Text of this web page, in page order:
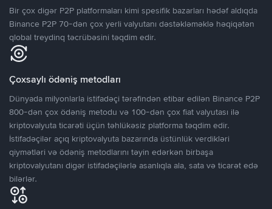
Bir çox digər P2P platformaları kimi spesifik bazarları hədəf aldıqda
Binance P2P 70-dən çox yerli valyutanı dəstəkləməklə həqiqətən
qlobal treydinq təcrübəsini təqdim edir.
Çoxsaylı ödəniş metodları
Dünyada milyonlarla istifadəçi tərəfindən etibar edilən Binance P2P
800-dən çox ödəniş metodu və 100-dən çox fiat valyutası ilə
kriptovalyuta ticarəti üçün təhlükəsiz platforma təqdim edir.
İstifadəçilər açıq kriptovalyuta bazarında üstünlük verdikləri
qiymətləri və ödəniş metodlarını təyin edərkən birbaşa
kriptovalyutanı digər istifadəçilərlə asanlıqla ala, sata və ticarət edə
bilərlər.